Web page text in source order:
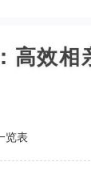
高效相
览表